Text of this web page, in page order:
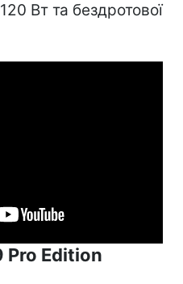
Вт та бездротової
Pro Edition